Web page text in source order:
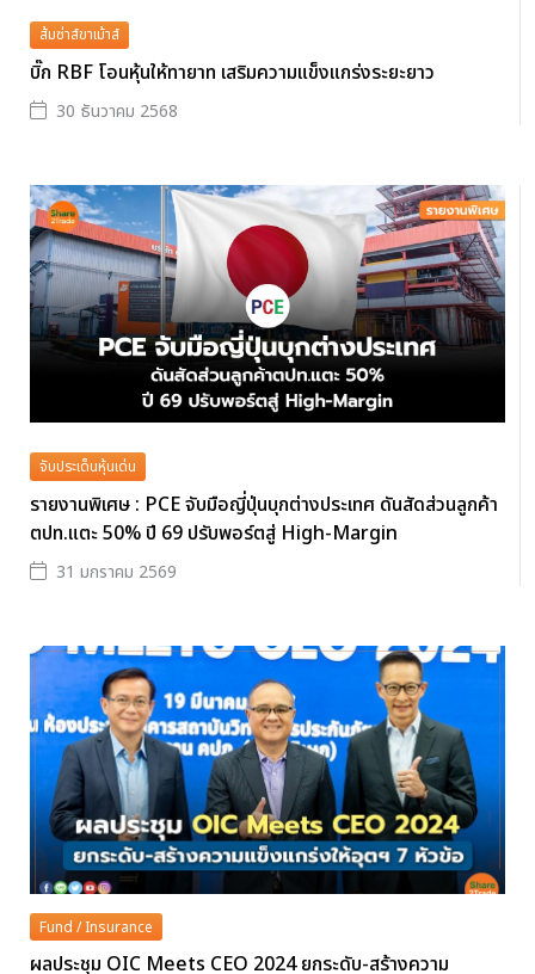
ส้มซ่าส์ขาเม้าส์
บิ๊ก RBF โอนหุ้นให้ทายาท เสริมความแข็งแกร่งระยะยาว
30 ธันวาคม 2568
จับประเด็นหุ้นเด่น
รายงานพิเศษ : PCE จับมือญี่ปุ่นบุกต่างประเทศ ดันสัดส่วนลูกค้า
ตปท.แตะ 50% ปี 69 ปรับพอร์ตสู่ High-Margin
31 มกราคม 2569
Fund / Insurance
ผลประชุม OIC Meets CEO 2024 ยกระดับ-สร้างความ